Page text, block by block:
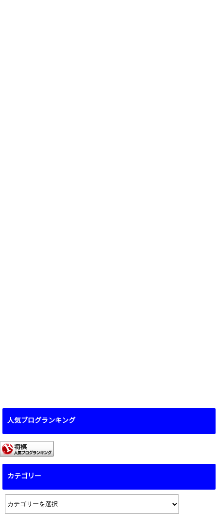
人気ブログランキング
カテゴリー